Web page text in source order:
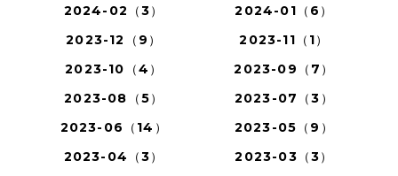
2024-02（3）
2024-01（6）
2023-12（9）
2023-11（1）
2023-10（4）
2023-09（7）
2023-08（5）
2023-07（3）
2023-06（14）
2023-05（9）
2023-04（3）
2023-03（3）